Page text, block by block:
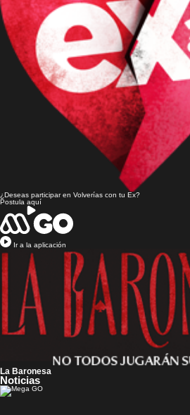
¿Deseas participar en Volverías con tu Ex?
Postula aquí
Ir a la aplicación
La Baronesa
Noticias